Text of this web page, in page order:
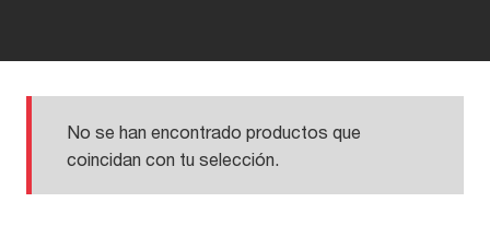
No se han encontrado productos que
coincidan con tu selección.